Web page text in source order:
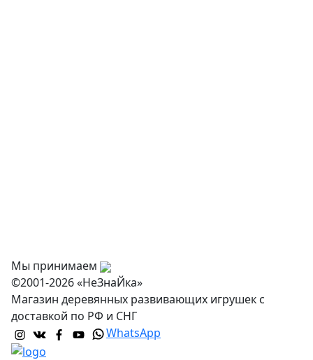
Мы принимаем
©2001-2026 «НеЗнаЙка»
Магазин деревянных развивающих игрушек с
доставкой по РФ и СНГ
WhatsApp